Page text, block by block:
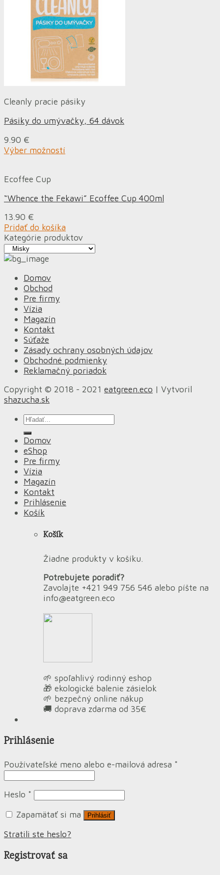
Cleanly pracie pásiky
Pásiky do umývačky, 64 dávok
9.90 €
Výber možností
Ecoffee Cup
“Whence the Fekawi” Ecoffee Cup 400ml
13.90 €
Pridať do košíka
Kategórie produktov
Domov
Obchod
Pre firmy
Vízia
Magazín
Kontakt
Súťaže
Zásady ochrany osobných údajov
Obchodné podmienky
Reklamačný poriadok
Copyright © 2018 - 2021 eatgreen.eco | Vytvoril
shazucha.sk
Hľadať:
Domov
eShop
Pre firmy
Vízia
Magazín
Kontakt
Prihlásenie
Košík
Košík
Žiadne produkty v košíku.
Potrebujete poradiť?
Zavolajte +421 949 756 546 alebo píšte na
info@eatgreen.eco
🌱 spoľahlivý rodinný eshop
🎁 ekologické balenie zásielok
🌱 bezpečný online nákup
🚚 doprava zdarma od 35€
Prihlásenie
Používateľské meno alebo e-mailová adresa *
Heslo *
Zapamätať si ma
Prihlásiť
Stratili ste heslo?
Registrovať sa